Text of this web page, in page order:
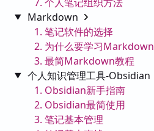
Markdown
1. 笔记软件的选择
2. 为什么要学习Markdown
3. 最简Markdown教程
个人知识管理工具-Obsidian
1. Obsidian新手指南
2. Obsidian最简使用
3. 笔记基本管理